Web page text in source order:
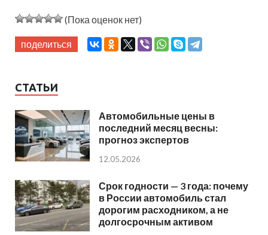
(Пока оценок нет)
поделиться
СТАТЬИ
Автомобильные цены в
последний месяц весны:
прогноз экспертов
12.05.2026
Срок годности — 3 года: почему
в России автомобиль стал
дорогим расходником, а не
долгосрочным активом